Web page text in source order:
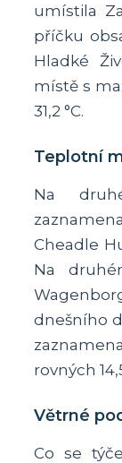
umístila
příčku
Hladké
místě s
31,2 °C.
Teplotní
Na
Cheadle
Na
dnešního
rovných
Větrné
Co se